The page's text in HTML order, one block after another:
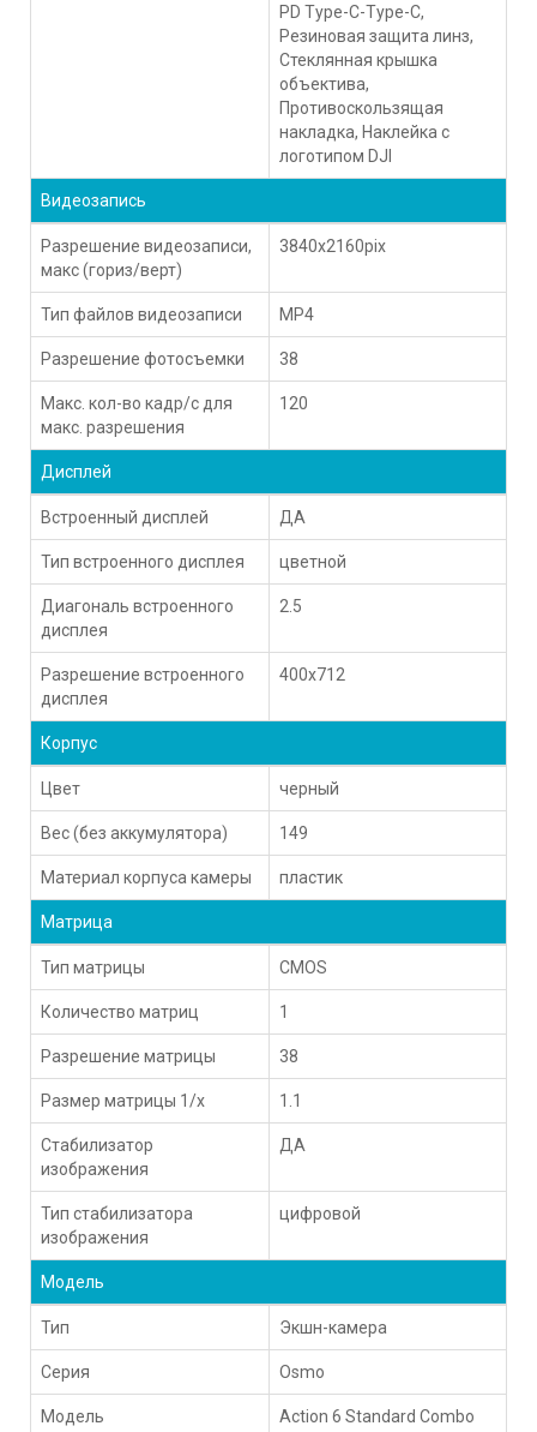
PD Type-C-Type-C,
Резиновая защита линз,
Стеклянная крышка
объектива,
Противоскользящая
накладка, Наклейка с
логотипом DJI
Видеозапись
Разрешение видеозаписи,
макс (гориз/верт)
3840x2160pix
Тип файлов видеозаписи MP4
Разрешение фотосъемки 38
Макс. кол-во кадр/с для
макс. разрешения
120
Дисплей
Встроенный дисплей ДА
Тип встроенного дисплея цветной
Диагональ встроенного
дисплея
2.5
Разрешение встроенного
дисплея
400x712
Корпус
Цвет черный
Вес (без аккумулятора) 149
Материал корпуса камеры пластик
Матрица
Тип матрицы CMOS
Количество матриц 1
Разрешение матрицы 38
Размер матрицы 1/х 1.1
Стабилизатор
изображения
ДА
Тип стабилизатора
изображения
цифровой
Модель
Тип Экшн-камера
Серия Osmo
Модель Action 6 Standard Combo